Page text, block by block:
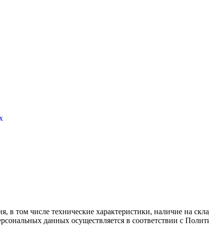
в том числе технические характеристики, наличие на
данных осуществляется в соответствии с